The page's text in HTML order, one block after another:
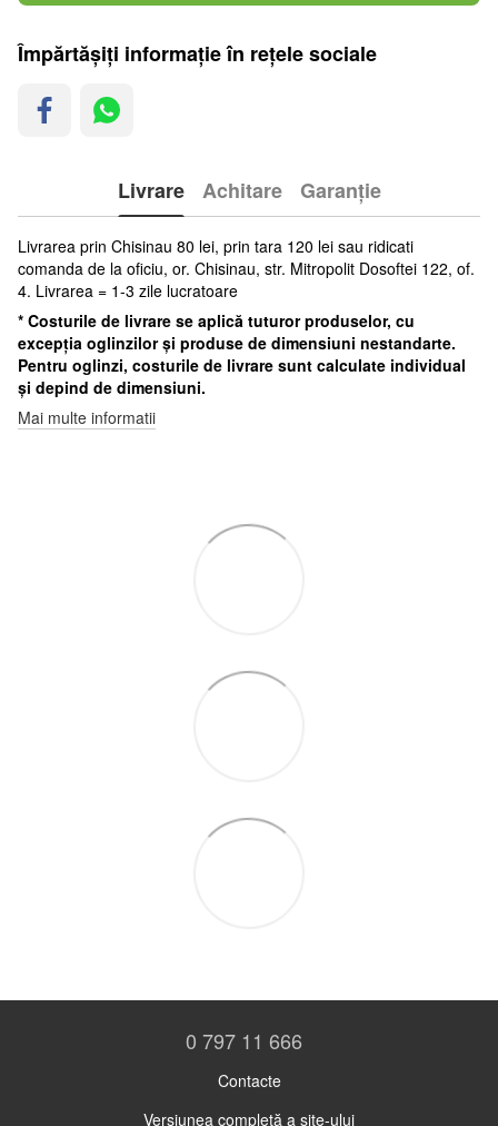
Împărtășiți informație în rețele sociale
Livrare Achitare Garanție
Livrarea prin Chisinau 80 lei, prin tara 120 lei sau ridicati
comanda de la oficiu, or. Chisinau, str. Mitropolit Dosoftei 122, of.
4. Livrarea = 1-3 zile lucratoare
* Costurile de livrare se aplică tuturor produselor, cu
excepția oglinzilor și produse de dimensiuni nestandarte.
Pentru oglinzi, costurile de livrare sunt calculate individual
și depind de dimensiuni.
Mai multe informatii
0 797 11 666
Contacte
Versiunea completă a site-ului